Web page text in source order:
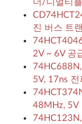
더/디멀티
진 버스 트
2V ~ 6V 공
5V, 17ns 전
48MHz, 5V